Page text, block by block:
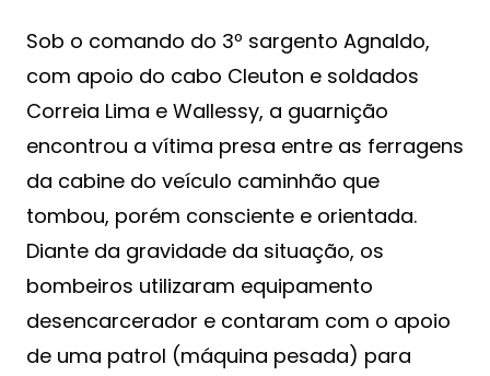
Sob o comando do 3º sargento Agnaldo,
com apoio do cabo Cleuton e soldados
Correia Lima e Wallessy, a guarnição
encontrou a vítima presa entre as ferragens
da cabine do veículo caminhão que
tombou, porém consciente e orientada.
Diante da gravidade da situação, os
bombeiros utilizaram equipamento
desencarcerador e contaram com o apoio
de uma patrol (máquina pesada) para